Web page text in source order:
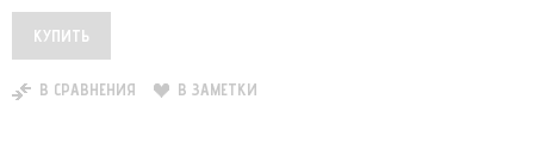
В СРАВНЕНИЯ В ЗАМЕТКИ